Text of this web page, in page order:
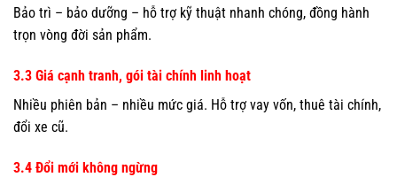
Bảo trì – bảo dưỡng – hỗ trợ kỹ thuật nhanh chóng, đồng hành
trọn vòng đời sản phẩm.
3.3 Giá cạnh tranh, gói tài chính linh hoạt
Nhiều phiên bản – nhiều mức giá. Hỗ trợ vay vốn, thuê tài chính,
đổi xe cũ.
3.4 Đổi mới không ngừng